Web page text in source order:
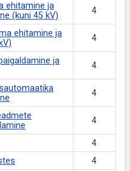
ehitamine ja
(kuni 45 kV)
4
ehitamine ja
4
ja
4
4
4
4
4